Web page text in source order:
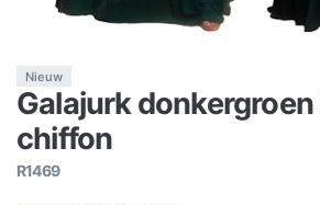
Nieuw
Galajurk
chiffon
R1469